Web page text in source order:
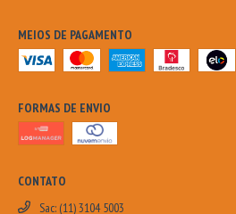
MEIOS DE PAGAMENTO
FORMAS DE ENVIO
CONTATO
Sac: (11) 3104 5003